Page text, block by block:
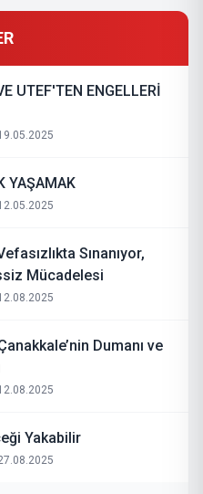
UTEF'TEN ENGELLERİ
YAŞAMAK
Mücadelesi
Dumanı ve
Yakabilir